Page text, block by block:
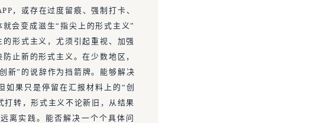
，或存在过度留痕、强制打卡、
会变成滋生“指尖上的形式主义”
形式主义，尤须引起重视、加强
止新的形式主义。在少数地区，
新”的说辞作为挡箭牌。能够解决
果只是停留在汇报材料上的“创
转，形式主义不论新旧，从结果
离实践。能否解决一个个具体问